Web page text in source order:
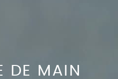
DE MAIN